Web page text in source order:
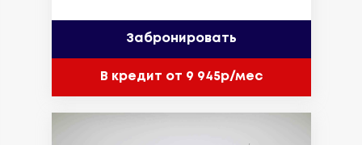
Забронировать
В кредит от 9 945р/мес